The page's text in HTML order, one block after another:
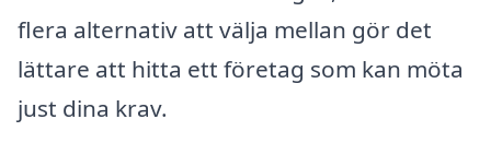
flera alternativ att välja mellan gör det
lättare att hitta ett företag som kan möta
just dina krav.